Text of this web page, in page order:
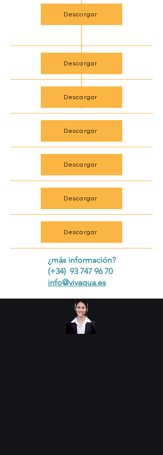
Descargar
Descargar
Descargar
Descargar
Descargar
Descargar
Descargar
¿más información?
(+34) 93 747 96 70
info@vivaqua.es